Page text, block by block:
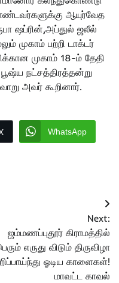
ஆயுர்வேத
ஷப்ரின்,அப்துல் ஜலீல்
முகாம் பற்றி டாக்டர்
முகாம் 18-ம் தேதி
நட்சத்திரத்தன்று
அவர் கூறினார்.
WhatsApp
Next:
ஜம்மணப்புதூர் கிராமத்தில்
எருது விடும் திருவிழா
ஓடிய காளைகள்!
மாவட்ட காவல்